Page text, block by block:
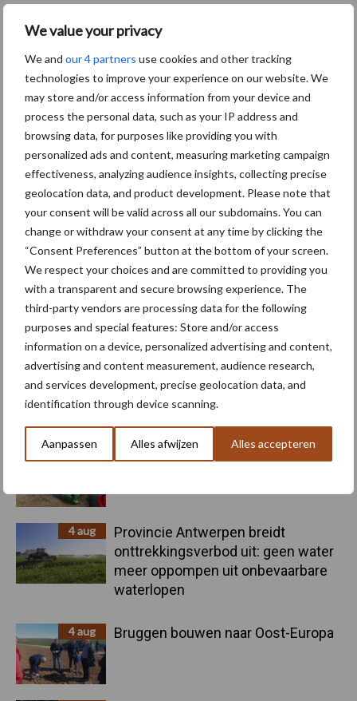
We value your privacy
We and our 4 partners use cookies and other tracking
technologies to improve your experience on our website. We
may store and/or access information from your device and
process the personal data, such as your IP address and
browsing data, for purposes like providing you with
personalized ads and content, measuring marketing campaign
effectiveness, analyzing audience insights, collecting precise
geolocation data, and product development. Please note that
your consent will be valid across all our subdomains. You can
change or withdraw your consent at any time by clicking the
“Consent Preferences” button at the bottom of your screen.
We respect your choices and are committed to providing you
with a transparent and secure browsing experience. The
third-party vendors are processing data for the following
purposes and special features: Store and/or access
information on a device, personalized advertising and content,
advertising and content measurement, audience research,
and services development, precise geolocation data, and
identification through device scanning.
Aanpassen Alles afwijzen Alles accepteren
Primaire
Sidebar
Recent nieuws Partner nieuws
6 aug
"Hoge verwachtingen van schijven
voor kouters"
Nieuwe compacte gedragen
4 aug
Provincie Antwerpen breidt
onttrekkingsverbod uit: geen water
meer oppompen uit onbevaarbare
waterlopen
4 aug Bruggen bouwen naar Oost-Europa
Maak uw keuze
Machines Duurzaamheid
Toon meer